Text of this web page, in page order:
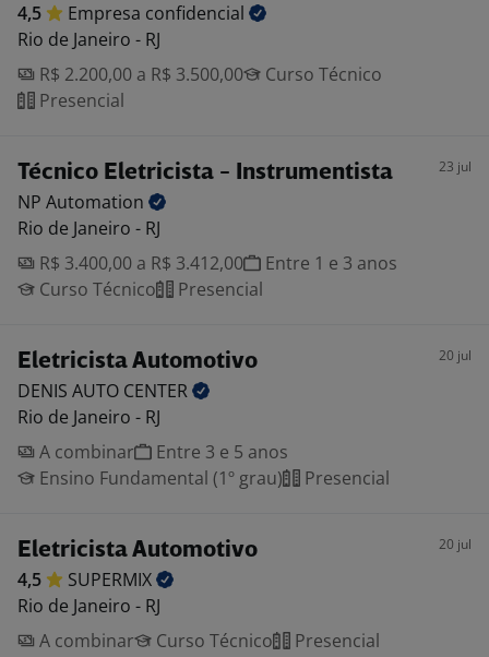
4,5 Empresa confidencial
Rio de Janeiro - RJ
R$ 2.200,00 a R$ 3.500,00
Curso Técnico
Presencial
Técnico Eletricista - Instrumentista 23 jul
NP Automation
Rio de Janeiro - RJ
R$ 3.400,00 a R$ 3.412,00
Entre 1 e 3 anos
Curso Técnico
Presencial
Eletricista Automotivo 20 jul
DENIS AUTO CENTER
Rio de Janeiro - RJ
A combinar
Entre 3 e 5 anos
Ensino Fundamental (1º grau)
Presencial
Eletricista Automotivo 20 jul
4,5
SUPERMIX
Rio de Janeiro - RJ
A combinar
Curso Técnico Presencial